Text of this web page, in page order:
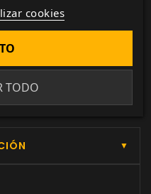
los juego canjeados
▼
cookies
TODO